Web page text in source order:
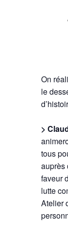
On
le
>
tous
auprès
faveur
lutte
Atelier